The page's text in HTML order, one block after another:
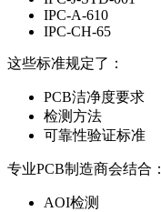
IPC-A-610
IPC-CH-65
这些标准规定了：
PCB洁净度要求
检测方法
可靠性验证标准
专业PCB制造商会结合：
AOI检测